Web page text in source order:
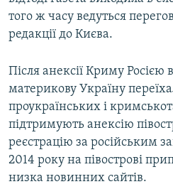
того ж часу ведуться
редакції до Києва.
Після анексії Криму Росією
материкову Україну
проукраїнських і
підтримують анексію
реєстрацію за російським
2014 року на півострові
низка новинних сайтів.